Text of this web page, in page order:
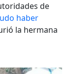
de
haber
la hermana